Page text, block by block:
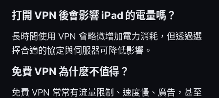
打開 VPN 後會影響 iPad 的電量嗎？
長時間使用 VPN 會略微增加電力消耗，但透過選
擇合適的協定與伺服器可降低影響。
免費 VPN 為什麼不值得？
免費 VPN 常常有流量限制、速度慢、廣告，甚至